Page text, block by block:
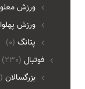
ورزش
ورزش
پتانگ (0)
(230) فوتبال
بزرگسالان (137)